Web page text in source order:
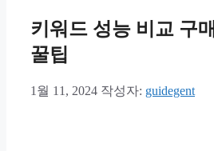
키워드 성능 비교 구매
꿀팁
1월 11, 2024 작성자: guidegent